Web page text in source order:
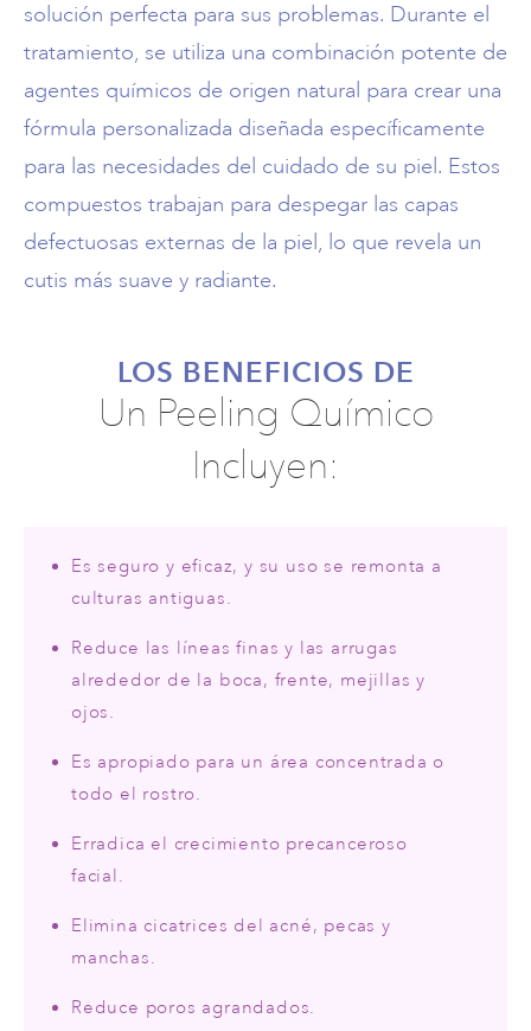
solución perfecta para sus problemas. Durante el
tratamiento, se utiliza una combinación potente de
agentes químicos de origen natural para crear una
fórmula personalizada diseñada específicamente
para las necesidades del cuidado de su piel. Estos
compuestos trabajan para despegar las capas
defectuosas externas de la piel, lo que revela un
cutis más suave y radiante.
LOS BENEFICIOS DE
Un Peeling Químico
Incluyen:
Es seguro y eficaz, y su uso se remonta a
culturas antiguas.
Reduce las líneas finas y las arrugas
alrededor de la boca, frente, mejillas y
ojos.
Es apropiado para un área concentrada o
todo el rostro.
Erradica el crecimiento precanceroso
facial.
Elimina cicatrices del acné, pecas y
manchas.
Reduce poros agrandados.